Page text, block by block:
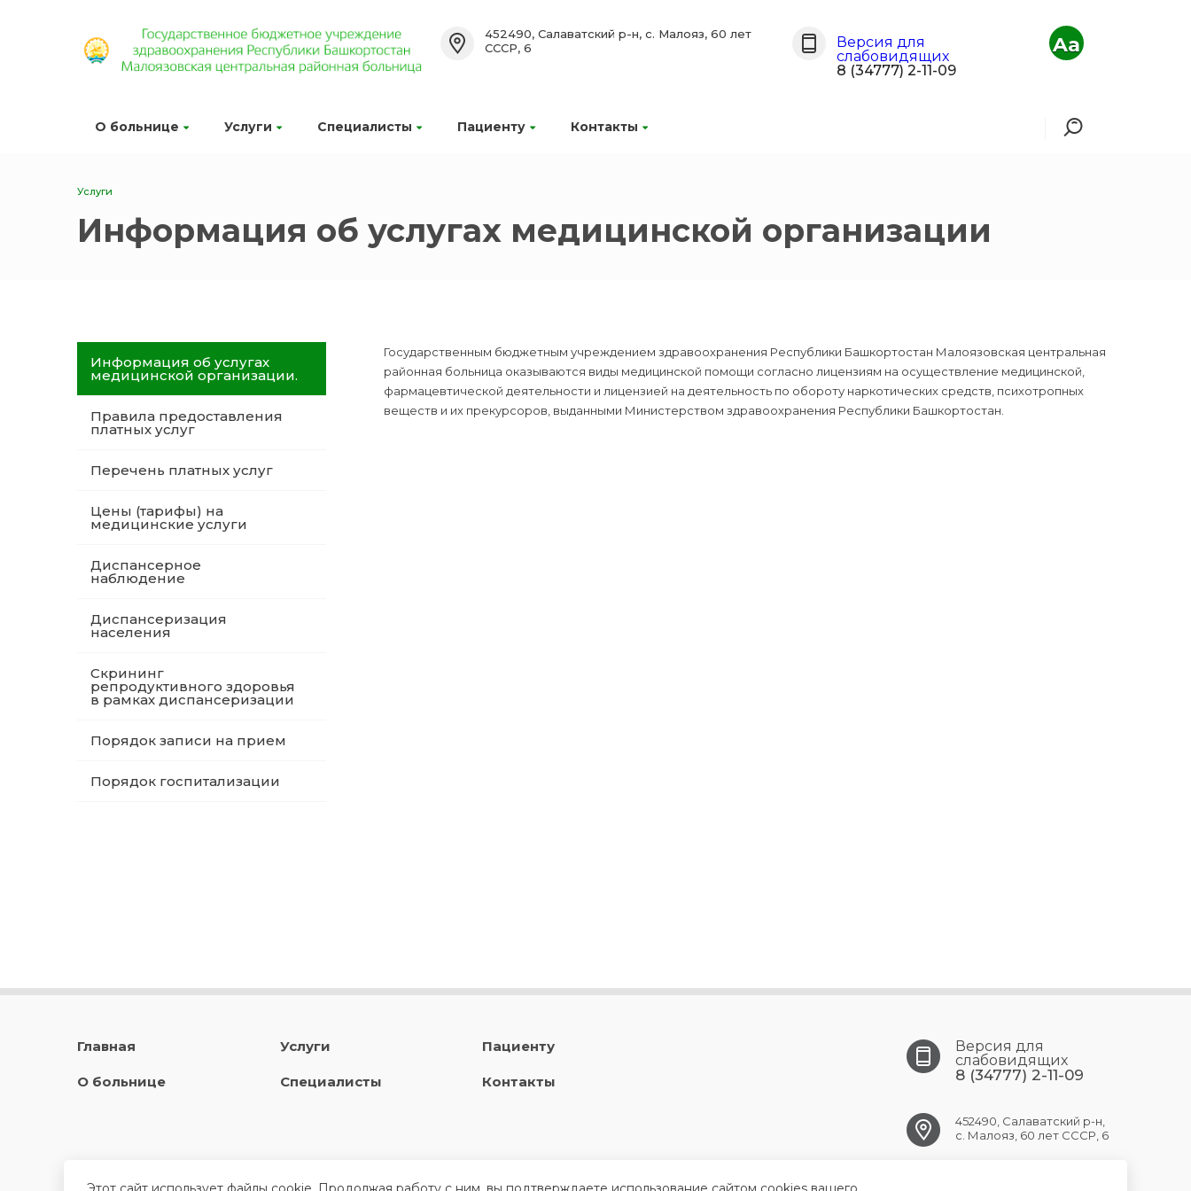
О больнице Услуги Специалисты Пациенту Контакты
452490, Салаватский р-н, с. Малояз, 60 лет
СССР, 6
Версия для
слабовидящих
8 (34777) 2-11-09
Aa
Услуги
Информация об услугах медицинской организации
Информация об услугах
медицинской организации.
Правила предоставления
платных услуг
Перечень платных услуг
Цены (тарифы) на
медицинские услуги
Диспансерное
наблюдение
Диспансеризация
населения
Скрининг
репродуктивного здоровья
в рамках диспансеризации
Порядок записи на прием
Порядок госпитализации
Государственным бюджетным учреждением здравоохранения Республики Башкортостан Малоязовская центральная
районная больница оказываются виды медицинской помощи согласно лицензиям на осуществление медицинской,
фармацевтической деятельности и лицензией на деятельность по обороту наркотических средств, психотропных
веществ и их прекурсоров, выданными Министерством здравоохранения Республики Башкортостан.
Главная
О больнице
Услуги
Специалисты
Пациенту
Контакты
Версия для
слабовидящих
8 (34777) 2-11-09
452490, Салаватский р-н,
с. Малояз, 60 лет СССР, 6